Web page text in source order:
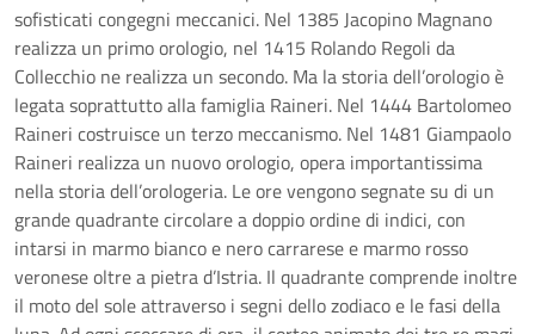
sofisticati congegni meccanici. Nel 1385 Jacopino Magnano
realizza un primo orologio, nel 1415 Rolando Regoli da
Collecchio ne realizza un secondo. Ma la storia dell’orologio è
legata soprattutto alla famiglia Raineri. Nel 1444 Bartolomeo
Raineri costruisce un terzo meccanismo. Nel 1481 Giampaolo
Raineri realizza un nuovo orologio, opera importantissima
nella storia dell’orologeria. Le ore vengono segnate su di un
grande quadrante circolare a doppio ordine di indici, con
intarsi in marmo bianco e nero carrarese e marmo rosso
veronese oltre a pietra d’Istria. Il quadrante comprende inoltre
il moto del sole attraverso i segni dello zodiaco e le fasi della